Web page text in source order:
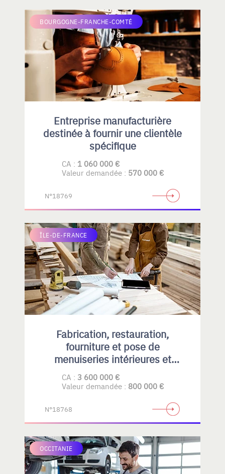
BOURGOGNE-FRANCHE-COMTÉ
Entreprise manufacturière
destinée à fournir une clientèle
spécifique
CA : 1 060 000 €
Valeur demandée : 570 000 €
N°18769
ÎLE-DE-FRANCE
Fabrication, restauration,
fourniture et pose de
menuiseries intérieures et
extérieures , principalement en
bois
CA : 3 600 000 €
Valeur demandée : 800 000 €
N°18768
OCCITANIE